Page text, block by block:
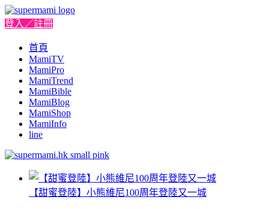
登入／註冊
首頁
MamiTV
MamiPro
MamiTrend
MamiBible
MamiBlog
MamiShop
MamiInfo
line
【甜蜜登陸】小熊維尼100周年登陸又一城